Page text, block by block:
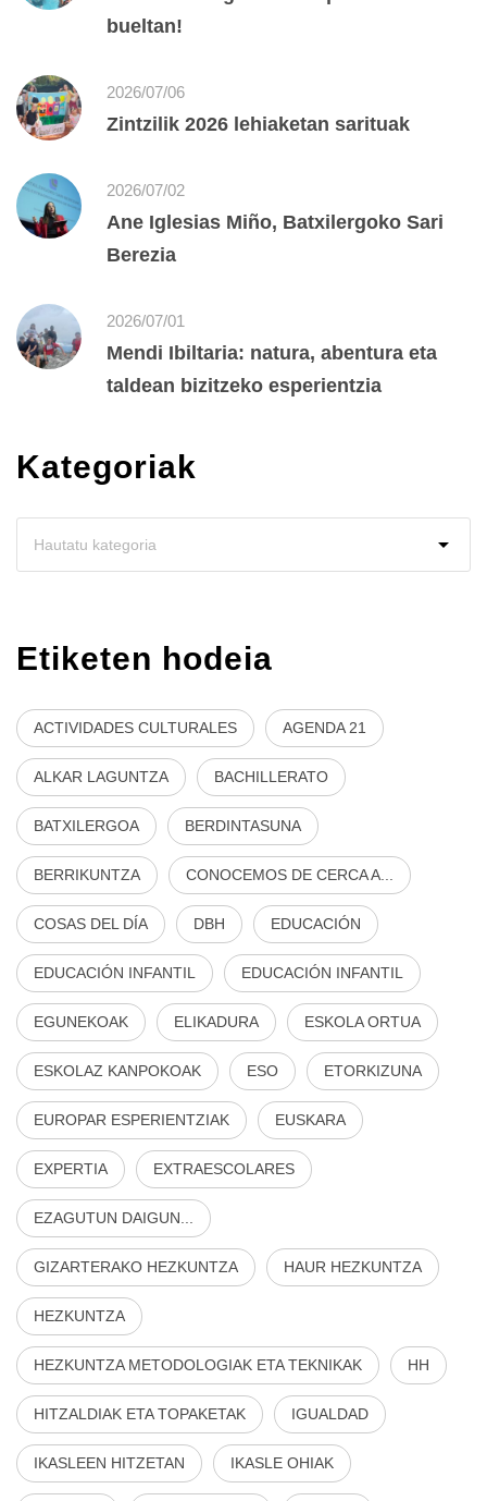
bueltan!
2026/07/06
Zintzilik 2026 lehiaketan sarituak
2026/07/02
Ane Iglesias Miño, Batxilergoko Sari
Berezia
2026/07/01
Mendi Ibiltaria: natura, abentura eta
taldean bizitzeko esperientzia
Kategoriak
Etiketen hodeia
ACTIVIDADES CULTURALES AGENDA 21
ALKAR LAGUNTZA BACHILLERATO
BATXILERGOA BERDINTASUNA
BERRIKUNTZA CONOCEMOS DE CERCA A...
COSAS DEL DÍA DBH EDUCACIÓN
EDUCACIÓN INFANTIL EDUCACIÓN INFANTIL
EGUNEKOAK ELIKADURA ESKOLA ORTUA
ESKOLAZ KANPOKOAK ESO ETORKIZUNA
EUROPAR ESPERIENTZIAK EUSKARA
EXPERTIA EXTRAESCOLARES
EZAGUTUN DAIGUN...
GIZARTERAKO HEZKUNTZA HAUR HEZKUNTZA
HEZKUNTZA
HEZKUNTZA METODOLOGIAK ETA TEKNIKAK HH
HITZALDIAK ETA TOPAKETAK IGUALDAD
IKASLEEN HITZETAN IKASLE OHIAK